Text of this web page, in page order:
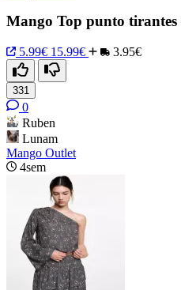
Mango Top punto tirantes
5.99€ 15.99€ 3.95€
331
0
Ruben
Lunam
Mango Outlet
4sem